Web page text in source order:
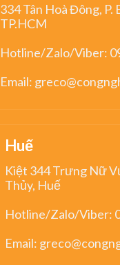
334 Tân Hoà Đông, P.
TP.HCM
Hotline/Zalo/Viber:
Email:
Huế
Kiệt 344 Trưng Nữ
Thủy, Huế
Hotline/Zalo/Viber:
Email: